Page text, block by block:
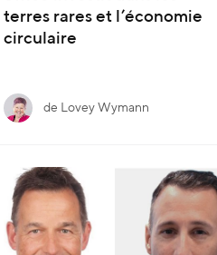
terres rares et l’économie
circulaire
de Lovey Wymann